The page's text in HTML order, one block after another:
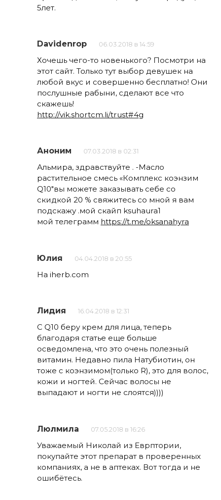
5лет.
Davidenrop 06.03.2018 в 14:59
Хочешь чего-то новенького? Посмотри на
этот сайт. Только тут выбор девушек на
любой вкус и совершенно бесплатно! Они
послушные рабыни, сделают все что
скажешь!
http://vik.shortcm.li/trust#4g
Аноним 07.03.2018 в 02:31
Альмира, здравствуйте . -Масло
растительное смесь «Комплекс коэнзим
Q10″вы можете заказывать себе со
скидкой 20 % свяжитесь со мной я вам
подскажу .мой скайп ksuhaura1
мой телеграмм https://t.me/oksanahyra
Юлия 04.04.2018 в 20:55
На iherb.com
Лидия 16.04.2018 в 12:31
С Q10 беру крем для лица, теперь
благодаря статье еще больше
осведомлена, что это очень полезный
витамин. Недавно пила Натубиотин, он
тоже с коэнзимом(только R), это для волос,
кожи и ногтей. Сейчас волосы не
выпадают и ногти не слоятся))))
Люлмила 07.05.2018 в 16:26
Уважаемый Николай из Еврптории,
покупайте этот препарат в проверенных
компаниях, а не в аптеках. Вот тогда и не
ошибётесь.